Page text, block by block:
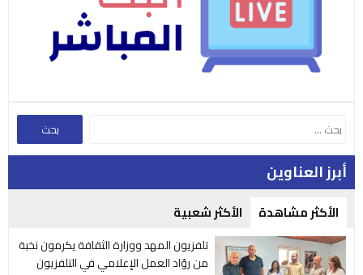
أبرز العناوين
الأكثر مشاهدة الأكثر شعبية
تلفزيون المهد ووزارة الثقافة يكرمون نخبة
من روّاد العمل الإعلامي في التلفزيون